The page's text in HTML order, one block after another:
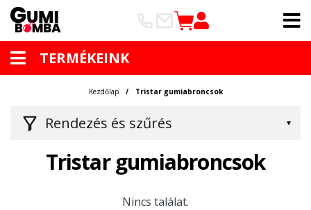
TERMÉKEINK
Rendezés és szűrés
Kezdőlap Tristar gumiabroncsok
Tristar gumiabroncsok
Nincs találat.